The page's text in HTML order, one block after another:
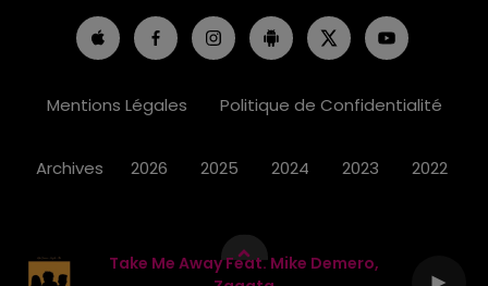
Take Me Away Feat. Mike Demero,
Mentions Légales Politique de Confidentialité
Archives 2026 2025 2024 2023 2022